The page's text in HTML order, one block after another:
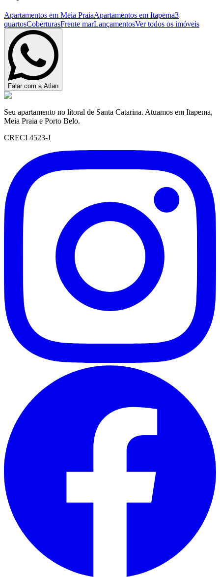
Apartamentos em Meia PraiaApartamentos em Itapema3
quartosCoberturasFrente marLançamentosVer todos os imóveis
Falar com a Atlan
Seu apartamento no litoral de Santa Catarina. Atuamos em Itapema,
Meia Praia e Porto Belo.
CRECI 4523-J